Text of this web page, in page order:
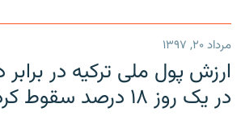
مرداد ۲۰, ۱۳۹۷
ارزش پول ملی ترکیه در برابر
در یک روز ۱۸ درصد سقوط کرد